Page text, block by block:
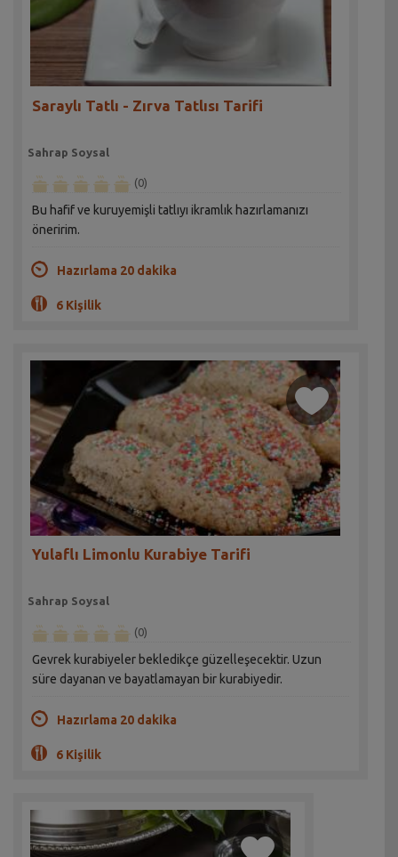
Saraylı Tatlı - Zırva Tatlısı Tarifi
Sahrap Soysal
(0)
Bu hafif ve kuruyemişli tatlıyı ikramlık hazırlamanızı
öneririm.
Hazırlama 20 dakika
6 Kişilik
Yulaflı Limonlu Kurabiye Tarifi
Sahrap Soysal
(0)
Gevrek kurabiyeler bekledikçe güzelleşecektir. Uzun
süre dayanan ve bayatlamayan bir kurabiyedir.
Hazırlama 20 dakika
6 Kişilik